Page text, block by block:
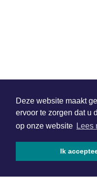
Deze website maakt
ervoor te zorgen dat u
op onze website Lees
Ik